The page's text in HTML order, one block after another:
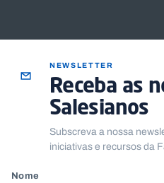
NEWSLETTER
Receba as
Salesianos
Subscreva a nossa
iniciativas e recursos da
Nome